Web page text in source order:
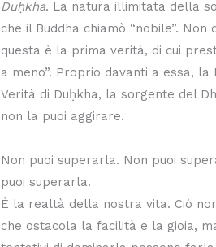
Duḥkha. La natura illimitata della
che il Buddha chiamò “nobile”. Non
questa è la prima verità, di cui
a meno”. Proprio davanti a essa, la
Verità di Duḥkha, la sorgente del
non la puoi aggirare.
Non puoi superarla. Non puoi
puoi superarla.
È la realtà della nostra vita. Ciò
che ostacola la facilità e la gioia,